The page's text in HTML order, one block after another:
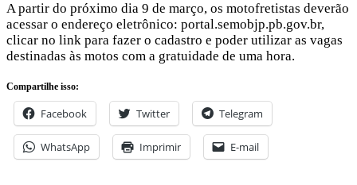
A partir do próximo dia 9 de março, os motofretistas deverão
acessar o endereço eletrônico: portal.semobjp.pb.gov.br,
clicar no link para fazer o cadastro e poder utilizar as vagas
destinadas às motos com a gratuidade de uma hora.
Compartilhe isso:
Facebook Twitter Telegram
WhatsApp Imprimir E-mail